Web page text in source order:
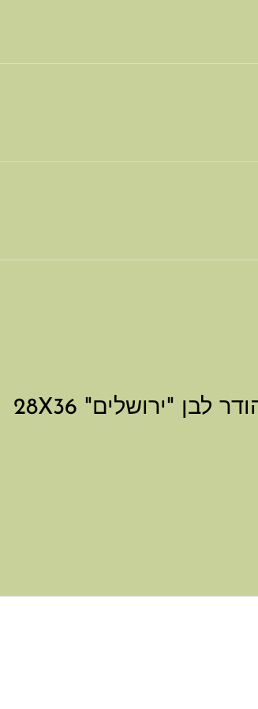
היה הראשון לכתוב סקירה “שטנדלר עץ מהודר לבן "ירושלים" 28X36